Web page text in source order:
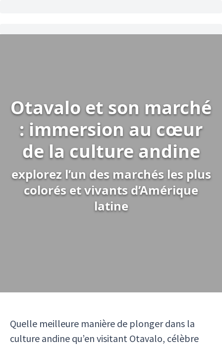
Otavalo et son marché
: immersion au cœur
de la culture andine
explorez l’un des marchés les plus
colorés et vivants d’Amérique
latine
Quelle meilleure manière de plonger dans la
culture andine qu’en visitant Otavalo, célèbre